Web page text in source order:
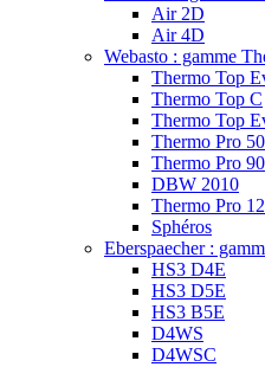
Air 2D
Air 4D
Webasto : gamme
Thermo Top
Thermo Top C
Thermo Top
Thermo Pro
Thermo Pro 90
DBW 2010
Thermo Pro
Sphéros
Eberspaecher :
HS3 D4E
HS3 D5E
HS3 B5E
D4WS
D4WSC